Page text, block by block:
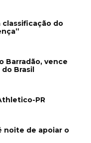
classificação do
Barradão, vence
Brasil
PR
noite de apoiar o